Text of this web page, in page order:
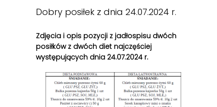
Dobry posiłek z dnia 24.07.2024 r.
Zdjęcia i opis pozycji z jadłospisu dwóch
posiłków z dwóch diet najczęściej
występujących dnia 24.07.2024 r.